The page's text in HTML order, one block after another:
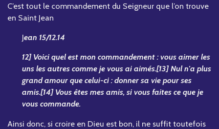
C’est tout le commandement du Seigneur que l’on trouve
en Saint Jean
Jean 15/12.14
12] Voici quel est mon commandement : vous aimer les
uns les autres comme je vous ai aimés.[13] Nul n'a plus
grand amour que celui-ci : donner sa vie pour ses
amis.[14] Vous êtes mes amis, si vous faites ce que je
vous commande.
Ainsi donc, si croire en Dieu est bon, il ne suffit toutefois